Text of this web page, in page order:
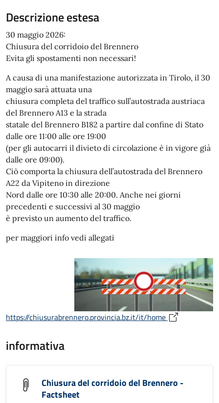
Descrizione estesa
30 maggio 2026:
Chiusura del corridoio del Brennero
Evita gli spostamenti non necessari!
A causa di una manifestazione autorizzata in Tirolo, il 30
maggio sarà attuata una
chiusura completa del traffico sull’autostrada austriaca
del Brennero A13 e la strada
statale del Brennero B182 a partire dal confine di Stato
dalle ore 11:00 alle ore 19:00
(per gli autocarri il divieto di circolazione è in vigore già
dalle ore 09:00).
Ciò comporta la chiusura dell’autostrada del Brennero
A22 da Vipiteno in direzione
Nord dalle ore 10:30 alle 20:00. Anche nei giorni
precedenti e successivi al 30 maggio
è previsto un aumento del traffico.
per maggiori info vedi allegati
https://chiusurabrennero.provincia.bz.it/it/home
informativa
Chiusura del corridoio del Brennero -
Factsheet